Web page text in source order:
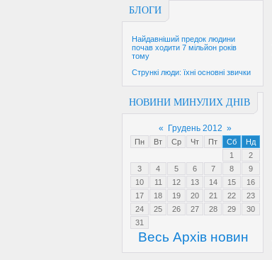
БЛОГИ
Найдавніший предок людини
почав ходити 7 мільйон років
тому
Стрункі люди: їхні основні звички
НОВИНИ МИНУЛИХ ДНІВ
« Грудень 2012 »
Пн Вт Ср Чт Пт Сб
Нд
1
2
3
4 5 6 7 8
9
10
11 12 13 14 15
16
17
18 19 20 21 22
23
24
25 26 27 28 29
30
31
Весь Архів новин